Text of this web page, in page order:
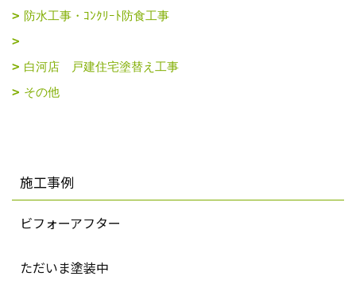
防水工事・ｺﾝｸﾘｰﾄ防食工事
白河店 戸建住宅塗替え工事
その他
施工事例
ビフォーアフター
ただいま塗装中